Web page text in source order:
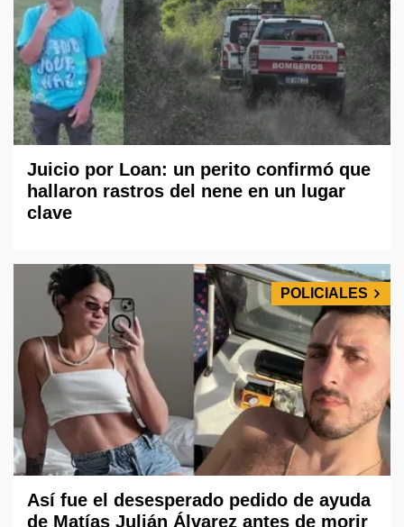
Juicio por Loan: un perito confirmó que
hallaron rastros del nene en un lugar
clave
POLICIALES
Así fue el desesperado pedido de ayuda
de Matías Julián Álvarez antes de morir